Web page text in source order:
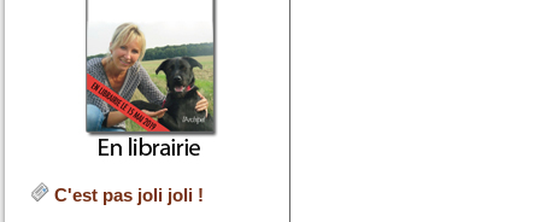
C'est pas joli joli !